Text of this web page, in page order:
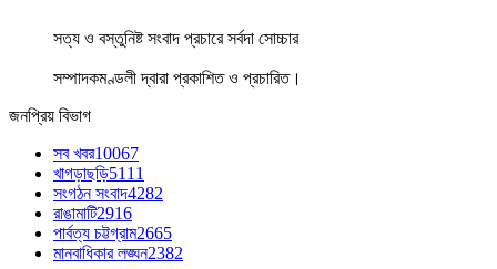
সত্য ও বস্তুনিষ্ট সংবাদ প্রচারে সর্বদা সোচ্চার
সম্পাদকমণ্ডলী দ্বারা প্রকাশিত ও প্রচারিত।
জনপ্রিয় বিভাগ
সব খবর10067
খাগড়াছড়ি5111
সংগঠন সংবাদ4282
রাঙামাটি2916
পার্বত্য চট্টগ্রাম2665
মানবাধিকার লঙ্ঘন2382